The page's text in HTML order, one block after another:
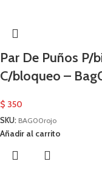
Par De Puños P/
C/bloqueo –
$ 350
SKU: BAG00rojo
Añadir al carrito